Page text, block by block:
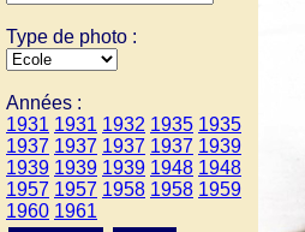
Type de photo :
Années :
1931 1931 1932 1935 1935
1937 1937 1937 1937 1939
1939 1939 1939 1948 1948
1957 1957 1958 1958 1959
1960 1961